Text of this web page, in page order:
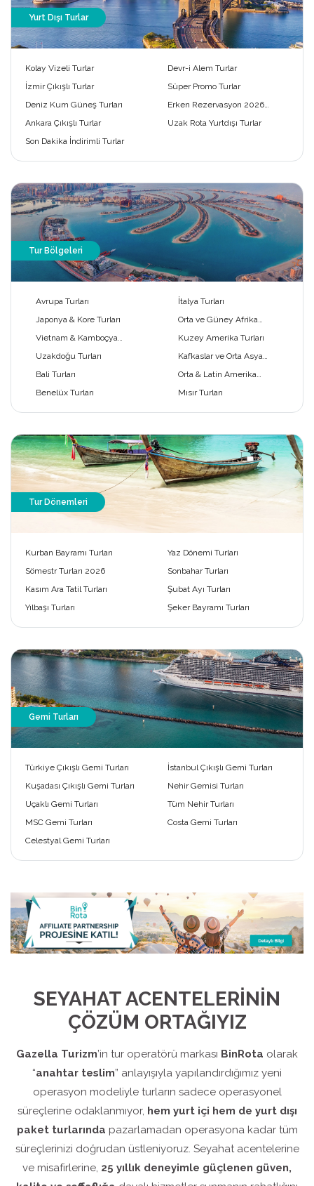
Yurt Dışı Turlar
Kolay Vizeli Turlar
Devr-i Alem Turlar
İzmir Çıkışlı Turlar
Süper Promo Turlar
Deniz Kum Güneş Turları
Erken Rezervasyon 2026
Ankara Çıkışlı Turlar
Uzak Rota Yurtdışı Turlar
Son Dakika İndirimli Turlar
Tur Bölgeleri
Avrupa Turları
İtalya Turları
Japonya & Kore Turları
Orta ve Güney Afrika
Vietnam & Kamboçya
Kuzey Amerika Turları
Uzakdoğu Turları
Kafkaslar ve Orta Asya
Bali Turları
Orta & Latin Amerika
Benelüx Turları Mısır Turları
Tur Dönemleri
Kurban Bayramı Turları
Yaz Dönemi Turları
Sömestr Turları 2026
Sonbahar Turları
Kasım Ara Tatil Turları
Şubat Ayı Turları
Yılbaşı Turları
Şeker Bayramı Turları
Gemi Turları
Türkiye Çıkışlı Gemi Turları
İstanbul Çıkışlı Gemi Turları
Kuşadası Çıkışlı Gemi Turları
Nehir Gemisi Turları
Uçaklı Gemi Turları
Tüm Nehir Turları
MSC Gemi Turları
Costa Gemi Turları
Celestyal Gemi Turları
SEYAHAT ACENTELERİNİN
ÇÖZÜM ORTAĞIYIZ
Gazella Turizm’in tur operatörü markası BinRota olarak
“anahtar teslim” anlayışıyla yapılandırdığımız yeni
operasyon modeliyle turların sadece operasyonel
süreçlerine odaklanmıyor, hem yurt içi hem de yurt dışı
paket turlarında pazarlamadan operasyona kadar tüm
süreçlerinizi doğrudan üstleniyoruz. Seyahat acentelerine
ve misafirlerine, 25 yıllık deneyimle güçlenen güven,